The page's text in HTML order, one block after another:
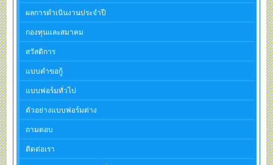
ผลการดำเนินงานประจำปี
กองทุนและสมาคม
สวัสดิการ
แบบคำขอกู้
แบบฟอร์มทั่วไป
ตัวอย่างแบบฟอร์มต่าง
ถามตอบ
ติดต่อเรา